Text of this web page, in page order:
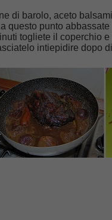
di barolo, aceto
questo punto
togliete il coperchio
intiepidire dopo